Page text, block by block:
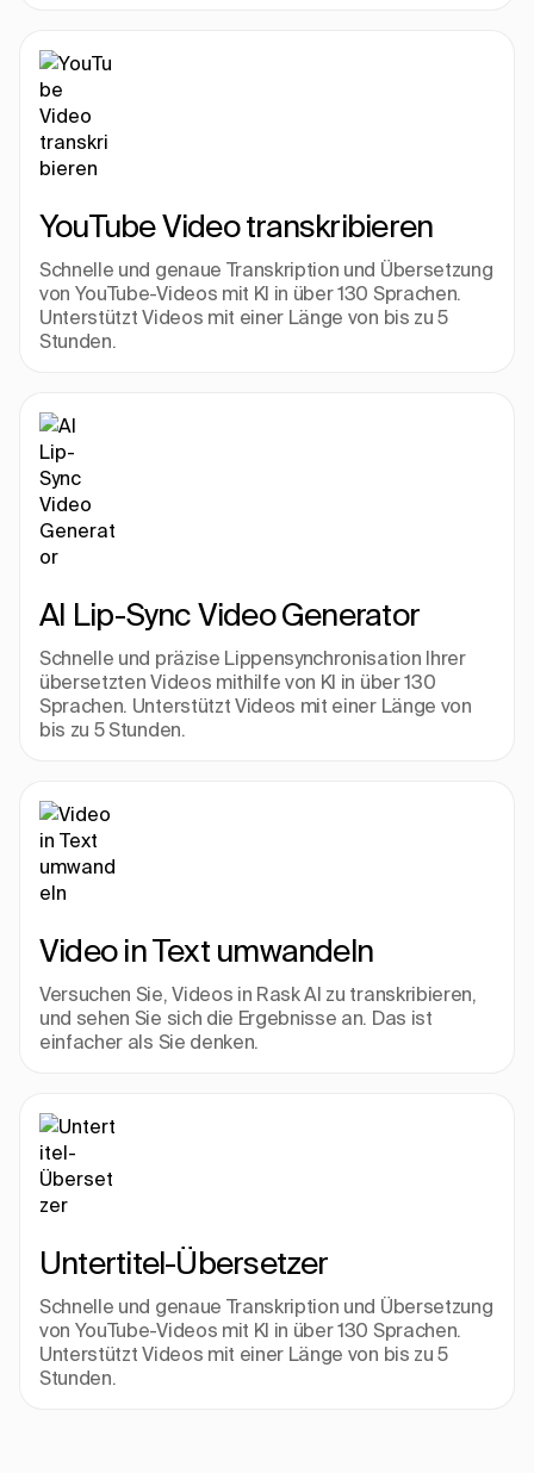
YouTube Video transkribieren
Schnelle und genaue Transkription und Übersetzung
von YouTube-Videos mit KI in über 130 Sprachen.
Unterstützt Videos mit einer Länge von bis zu 5
Stunden.
AI Lip-Sync Video Generator
Schnelle und präzise Lippensynchronisation Ihrer
übersetzten Videos mithilfe von KI in über 130
Sprachen. Unterstützt Videos mit einer Länge von
bis zu 5 Stunden.
Video in Text umwandeln
Versuchen Sie, Videos in Rask AI zu transkribieren,
und sehen Sie sich die Ergebnisse an. Das ist
einfacher als Sie denken.
Untertitel-Übersetzer
Schnelle und genaue Transkription und Übersetzung
von YouTube-Videos mit KI in über 130 Sprachen.
Unterstützt Videos mit einer Länge von bis zu 5
Stunden.